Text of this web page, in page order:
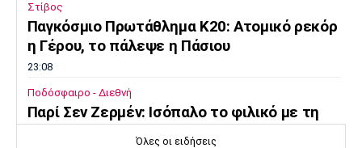
Στίβος
Παγκόσμιο Πρωτάθλημα Κ20: Ατομικό ρεκόρ
η Γέρου, το πάλεψε η Πάσιου
23:08
Ποδόσφαιρο - Διεθνή
Παρί Σεν Ζερμέν: Ισόπαλο το φιλικό με τη
Μάντσεστερ Γιουνάιτεντ
Όλες οι ειδήσεις